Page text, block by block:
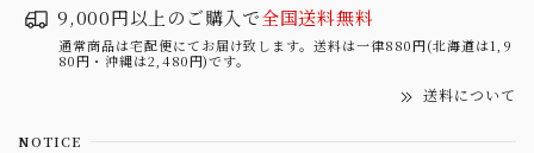
9,000円以上のご購入で全国送料無料
通常商品は宅配便にてお届け致します。送料は一律880円(北海道は1,9
80円・沖縄は2,480円)です。
送料について
NOTICE